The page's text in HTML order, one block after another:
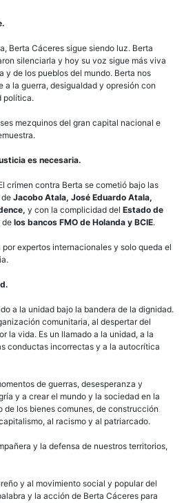
Berta Cáceres sigue siendo luz. Berta
silenciarla y hoy su voz sigue más viva
y de los pueblos del mundo. Berta nos
a la guerra, desigualdad y opresión con
política.
mezquinos del gran capital nacional e
es necesaria.
crimen contra Berta se cometió bajo las
Jacobo Atala, José Eduardo Atala,
y con la complicidad del Estado de
de los bancos FMO de Holanda y BCIE.
expertos internacionales y solo queda el
a la unidad bajo la bandera de la dignidad.
comunitaria, al despertar del
la vida. Es un llamado a la unidad, a la
conductas incorrectas y a la autocrítica
de guerras, desesperanza y
y a crear el mundo y la sociedad en la
de los bienes comunes, de construcción
al racismo y al patriarcado.
y la defensa de nuestros territorios,
y al movimiento social y popular del
y la acción de Berta Cáceres para